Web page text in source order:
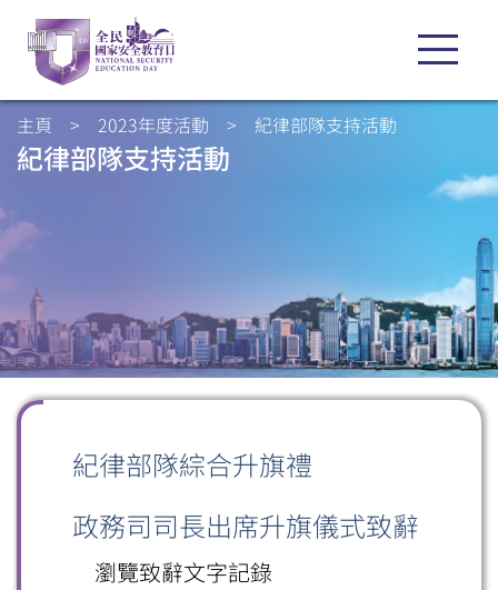
主頁 > 2023年度活動 > 紀律部隊支持活動
紀律部隊支持活動
紀律部隊綜合升旗禮
政務司司長出席升旗儀式致辭
瀏覽致辭文字記錄